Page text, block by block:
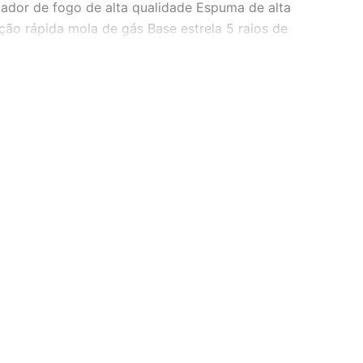
de fogo de alta qualidade Espuma de alta
rápida mola de gás Base estrela 5 raios de